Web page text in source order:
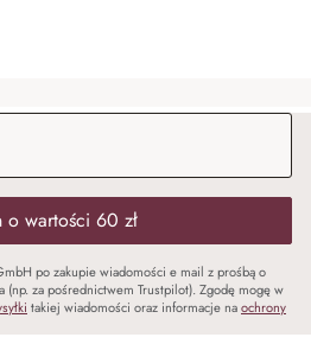
o wartości 60 zł
po zakupie wiadomości e mail z prośbą o
za pośrednictwem Trustpilot). Zgodę mogę w
takiej wiadomości oraz informacje naochrony